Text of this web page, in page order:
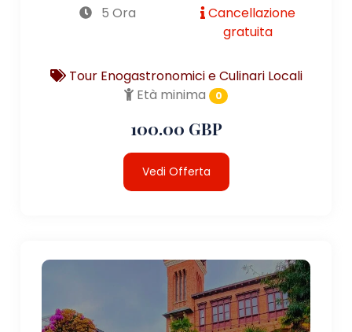
5 Ora
Cancellazione
gratuita
Tour Enogastronomici e Culinari Locali
Età minima
0
100.00 GBP
Vedi Offerta